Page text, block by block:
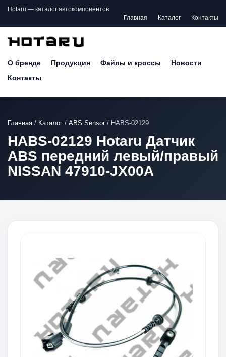
Hotaru — каталог автокомпонентов
Главная
Каталог Контакты
О бренде Продукция Файлы и кроссы
Новости
Контакты
Главная / Каталог / ABS Sensor/ HABS-02129
HABS-02129 Hotaru Датчик
ABS передний левый/правый
NISSAN 47910-JX00A